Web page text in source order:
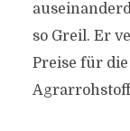
so Greil. Er
Preise für